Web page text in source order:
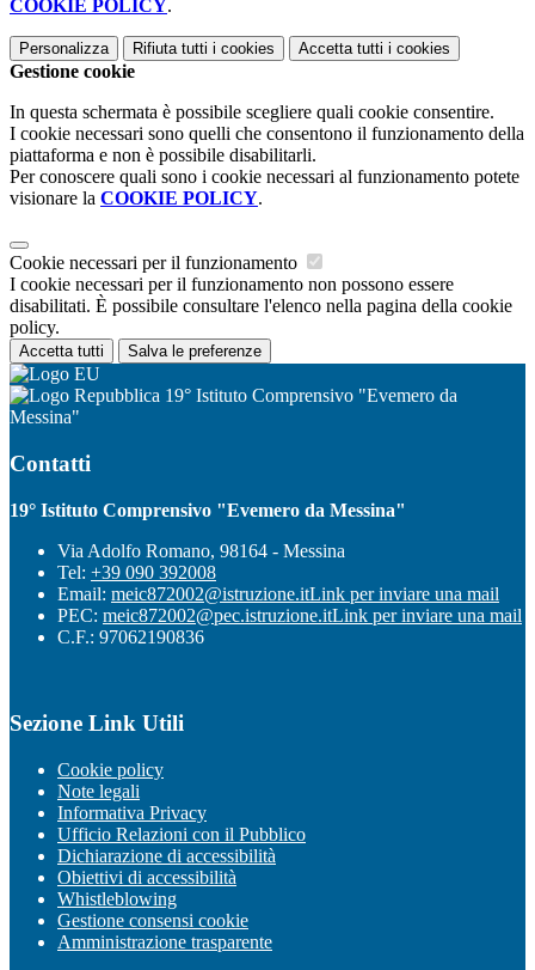
COOKIE POLICY.
Personalizza Rifiuta tutti i cookies Accetta tutti i cookies
Gestione cookie
In questa schermata è possibile scegliere quali cookie consentire.
I cookie necessari sono quelli che consentono il funzionamento della
piattaforma e non è possibile disabilitarli.
Per conoscere quali sono i cookie necessari al funzionamento potete
visionare la COOKIE POLICY.
Cookie necessari per il funzionamento
I cookie necessari per il funzionamento non possono essere
disabilitati. È possibile consultare l'elenco nella pagina della cookie
policy.
Accetta tutti Salva le preferenze
19° Istituto Comprensivo "Evemero da
Messina"
Contatti
19° Istituto Comprensivo "Evemero da Messina"
Via Adolfo Romano, 98164 - Messina
Tel: +39 090 392008
Email: meic872002@istruzione.itLink per inviare una mail
PEC: meic872002@pec.istruzione.itLink per inviare una mail
C.F.: 97062190836
Sezione Link Utili
Cookie policy
Note legali
Informativa Privacy
Ufficio Relazioni con il Pubblico
Dichiarazione di accessibilità
Obiettivi di accessibilità
Whistleblowing
Gestione consensi cookie
Amministrazione trasparente